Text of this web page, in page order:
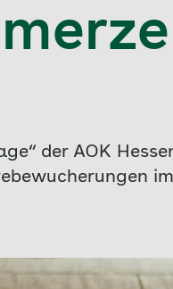
der AOK